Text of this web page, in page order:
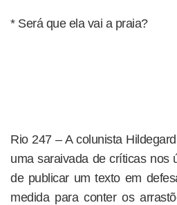
* Será que ela vai a praia?
Rio 247 – A colunista
uma saraivada de críticas nos
de publicar um texto em
medida para conter os